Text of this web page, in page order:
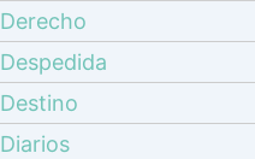
Derecho
Despedida
Destino
Diarios